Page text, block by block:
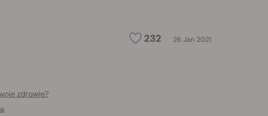
232 26 Jan 2021
zdrowie?